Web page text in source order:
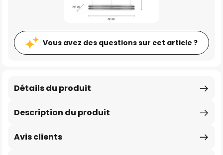
Vous avez des questions sur cet article ?
Description du produit
Détails du produit
Avis clients